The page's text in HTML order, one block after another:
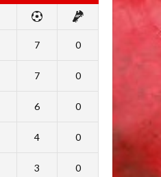
7 0
7 0
6 0
4 0
3 0